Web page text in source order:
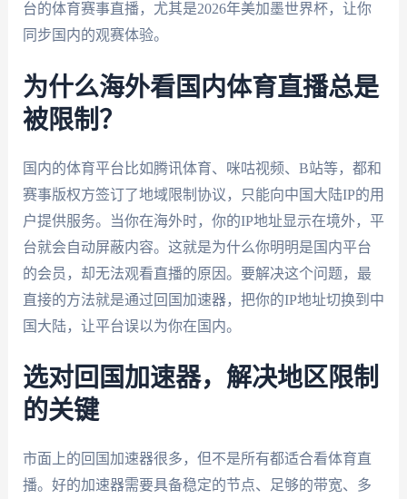
台的体育赛事直播，尤其是2026年美加墨世界杯，让你
同步国内的观赛体验。
为什么海外看国内体育直播总是
被限制？
国内的体育平台比如腾讯体育、咪咕视频、B站等，都和
赛事版权方签订了地域限制协议，只能向中国大陆IP的用
户提供服务。当你在海外时，你的IP地址显示在境外，平
台就会自动屏蔽内容。这就是为什么你明明是国内平台
的会员，却无法观看直播的原因。要解决这个问题，最
直接的方法就是通过回国加速器，把你的IP地址切换到中
国大陆，让平台误以为你在国内。
选对回国加速器，解决地区限制
的关键
市面上的回国加速器很多，但不是所有都适合看体育直
播。好的加速器需要具备稳定的节点、足够的带宽、多